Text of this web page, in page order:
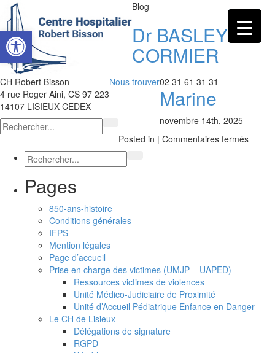
Ouvrir la barre d’outils
CH Robert Bisson
4 rue Roger Aini, CS 97 223
14107 LISIEUX CEDEX
Nous trouver02 31 61 31 31
Blog
Dr BASLEY
CORMIER
Marine
novembre 14th, 2025
Posted in | Commentaires ferméssur
Pages
850-ans-histoire
Conditions générales
IFPS
Mention légales
Page d’accueil
Prise en charge des victimes (UMJP – UAPED)
Ressources victimes de violences
Unité Médico-Judiciaire de Proximité
Unité d’Accueil Pédiatrique Enfance en Danger
Le CH de Lisieux
Délégations de signature
RGPD